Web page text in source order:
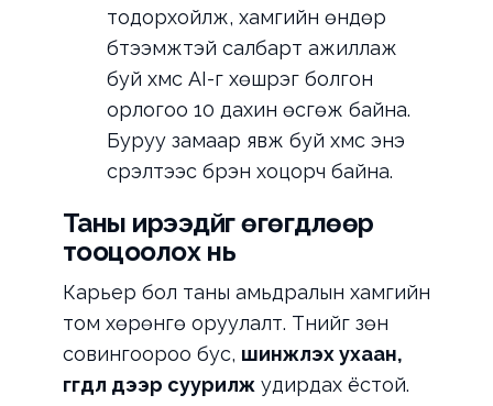
тодорхойлж, хамгийн өндөр
бүтээмжтэй салбарт ажиллаж
буй хүмүүс AI-г хөшүүрэг болгон
орлогоо 10 дахин өсгөж байна.
Буруу замаар явж буй хүмүүс энэ
үсрэлтээс бүрэн хоцорч байна.
Таны ирээдүйг өгөгдлөөр
тооцоолох нь
Карьер бол таны амьдралын хамгийн
том хөрөнгө оруулалт. Түүнийг зөн
совингоороо бус, шинжлэх ухаан,
өгөгдөл дээр суурилж удирдах ёстой.